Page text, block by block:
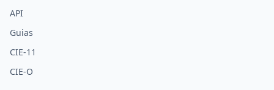
API
Guias
CIE-11
CIE-O